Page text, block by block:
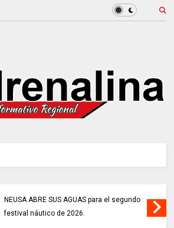
NEUSA ABRE SUS AGUAS para el segundo
festival náutico de 2026.